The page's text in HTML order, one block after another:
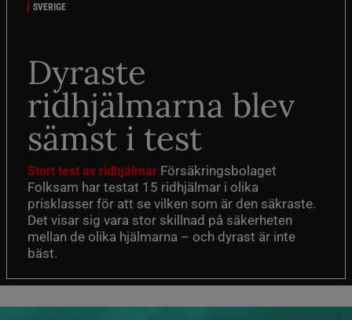
SVERIGE
Dyraste
ridhjälmarna blev
sämst i test
Stort test av ridhjälmar Försäkringsbolaget
Folksam har testat 15 ridhjälmar i olika
prisklasser för att se vilken som är den säkraste.
Det visar sig vara stor skillnad på säkerheten
mellan de olika hjälmarna – och dyrast är inte
bäst.